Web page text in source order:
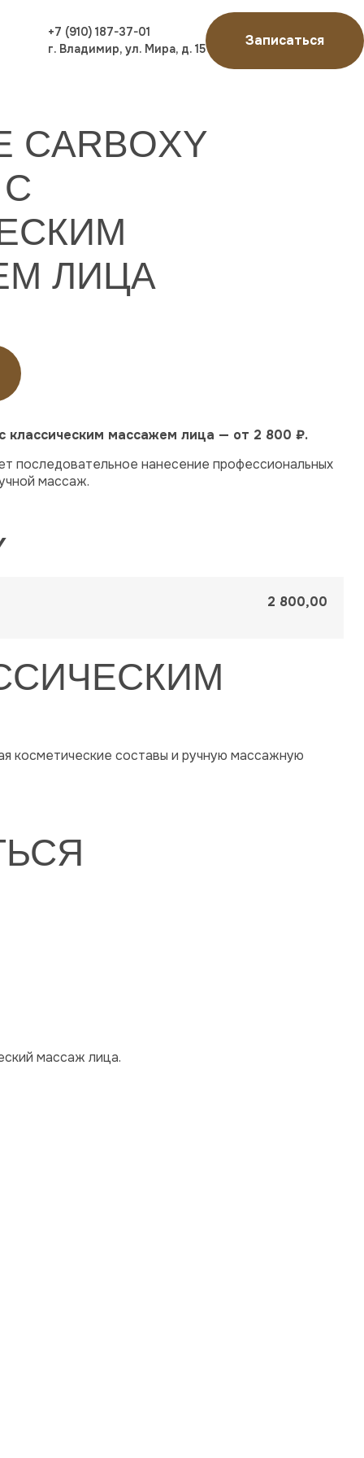
+7 (910) 187-37-01
г. Владимир, ул. Мира, д. 15
Записаться
CARBOXY
С
ЛИЦА
классическим массажем лица — от 2 800 ₽.
последовательное нанесение профессиональных
массаж.
2 800,00
косметические составы и ручную массажную
массаж лица.